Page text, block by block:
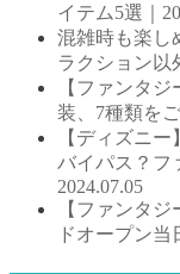
イテム5選｜
混雑時も楽し
ラクション以
【ファンタ
装、7種類を
【ディズニ
バイパス？フ
2024.07.05
【ファンタ
ドオープン当